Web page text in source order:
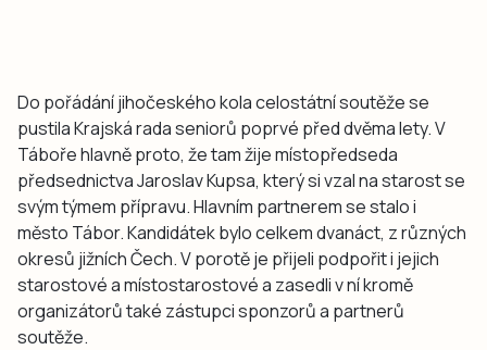
Do pořádání jihočeského kola celostátní soutěže se
pustila Krajská rada seniorů poprvé před dvěma lety. V
Táboře hlavně proto, že tam žije místopředseda
předsednictva Jaroslav Kupsa, který si vzal na starost se
svým týmem přípravu. Hlavním partnerem se stalo i
město Tábor. Kandidátek bylo celkem dvanáct, z různých
okresů jižních Čech. V porotě je přijeli podpořit i jejich
starostové a místostarostové a zasedli v ní kromě
organizátorů také zástupci sponzorů a partnerů
soutěže.